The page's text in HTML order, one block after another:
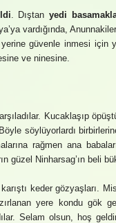
. Dıştanyedi
vardığında,
yerine güvenle inmesi için
ve ninesine.
Kucaklaşıp
söylüyorlardı
rağmen ana
güzel Ninharsag’ın beli
keder gözyaşları.
yere kondu gök
Selam olsun, hoş